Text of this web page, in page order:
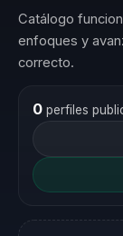
Catálogo
enfoques y
correcto.
0perfiles